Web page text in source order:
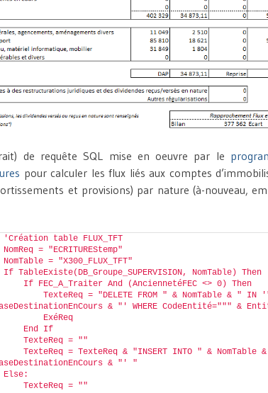
de requête SQL mise en oeuvre par le
pour calculer les flux liés aux comptes
et provisions) par nature (à-nouveau,
'Création table FLUX_TFT
NomReq = "ECRITUREStemp"
NomTable = "X300_FLUX_TFT"
If TableExiste(DB_Groupe_SUPERVISION, NomTable) Then
If FEC_A_Traiter And (AnciennetéFEC <> 0) Then
TexteReq = "DELETE FROM " & NomTable & " IN '
& " ' WHERE CodeEntité=""" &
ExéReq
End If
TexteReq = ""
TexteReq = TexteReq & "INSERT INTO " & NomTable &
& " ' "
Else:
TexteReq = ""